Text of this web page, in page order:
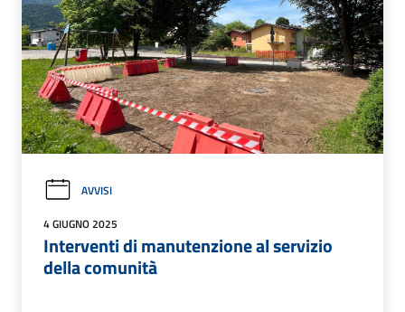
AVVISI
4 GIUGNO 2025
Interventi di manutenzione al servizio
della comunità